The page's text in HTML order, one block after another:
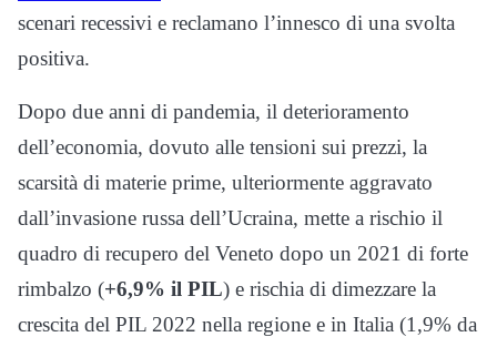
scenari recessivi e reclamano l’innesco di una svolta
positiva.
Dopo due anni di pandemia, il deterioramento
dell’economia, dovuto alle tensioni sui prezzi, la
scarsità di materie prime, ulteriormente aggravato
dall’invasione russa dell’Ucraina, mette a rischio il
quadro di recupero del Veneto dopo un 2021 di forte
rimbalzo (+6,9% il PIL) e rischia di dimezzare la
crescita del PIL 2022 nella regione e in Italia (1,9% da